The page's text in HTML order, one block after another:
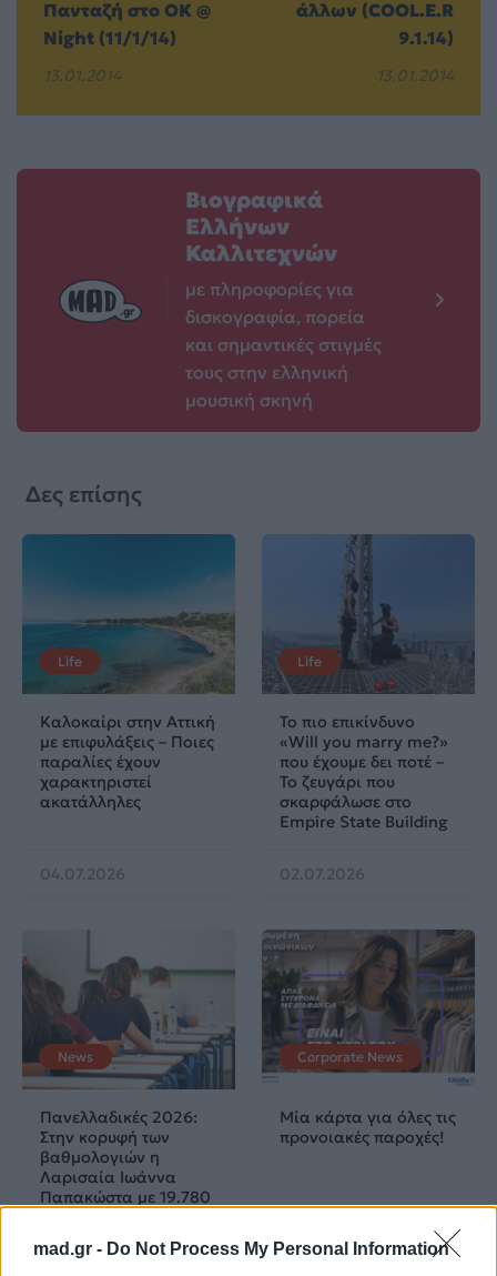
mad.gr - Do Not Process My Personal Information
Πανταζή στο OK @
Night (11/1/14)
13.01.2014
άλλων (COOL.E.R
9.1.14)
13.01.2014
Βιογραφικά
Ελλήνων
Καλλιτεχνών
με πληροφορίες για
δισκογραφία, πορεία
και σημαντικές στιγμές
τους στην ελληνική
μουσική σκηνή
Δες επίσης
Life
Καλοκαίρι στην Αττική
με επιφυλάξεις – Ποιες
παραλίες έχουν
χαρακτηριστεί
ακατάλληλες
04.07.2026
Life
Το πιο επικίνδυνο
«Will you marry me?»
που έχουμε δει ποτέ –
Το ζευγάρι που
σκαρφάλωσε στο
Empire State Building
02.07.2026
News
Πανελλαδικές 2026:
Στην κορυφή των
βαθμολογιών η
Λαρισαία Ιωάννα
Παπακώστα με 19.780
Corporate News
Μία κάρτα για όλες τις
προνοιακές παροχές!